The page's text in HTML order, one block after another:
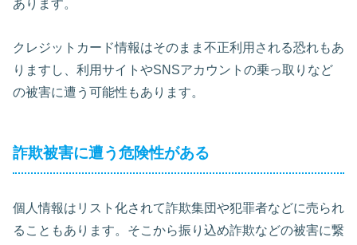
あります。
クレジットカード情報はそのまま不正利用される恐れもあ
りますし、利用サイトやSNSアカウントの乗っ取りなど
の被害に遭う可能性もあります。
詐欺被害に遭う危険性がある
個人情報はリスト化されて詐欺集団や犯罪者などに売られ
ることもあります。そこから振り込め詐欺などの被害に繋